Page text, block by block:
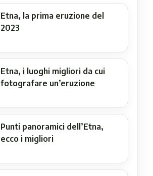
Etna, la prima eruzione del
2023
Etna, i luoghi migliori da cui
fotografare un’eruzione
Punti panoramici dell’Etna,
ecco i migliori